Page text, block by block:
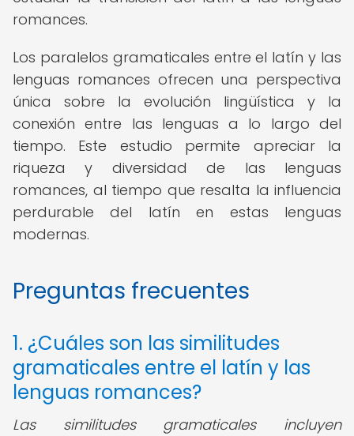
romances.
Los paralelos gramaticales entre el latín y las
lenguas romances ofrecen una perspectiva
única sobre la evolución lingüística y la
conexión entre las lenguas a lo largo del
tiempo. Este estudio permite apreciar la
riqueza y diversidad de las lenguas
romances, al tiempo que resalta la influencia
perdurable del latín en estas lenguas
modernas.
Preguntas frecuentes
1. ¿Cuáles son las similitudes
gramaticales entre el latín y las
lenguas romances?
Las similitudes gramaticales incluyen